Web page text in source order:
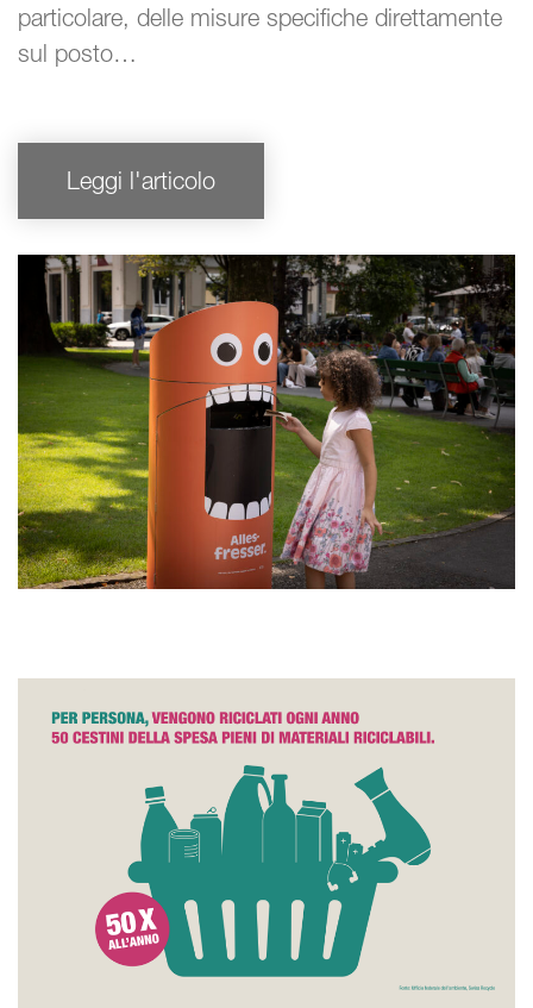
particolare, delle misure specifiche direttamente
sul posto…
Leggi l'articolo